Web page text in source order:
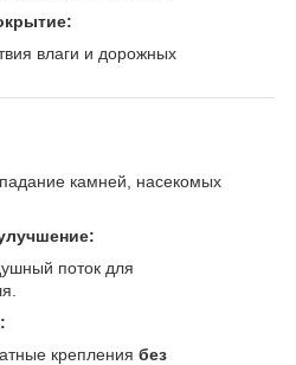
влаги и дорожных
камней, насекомых
поток для
крепления без